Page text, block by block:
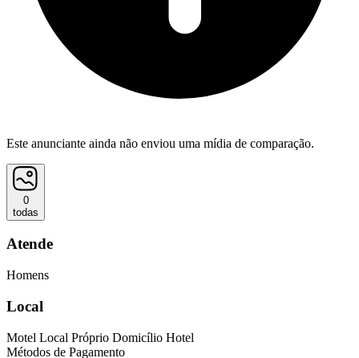
Este anunciante ainda não enviou uma mídia de comparação.
0
todas
Atende
Homens
Local
Motel Local Próprio Domicílio Hotel
Métodos de Pagamento